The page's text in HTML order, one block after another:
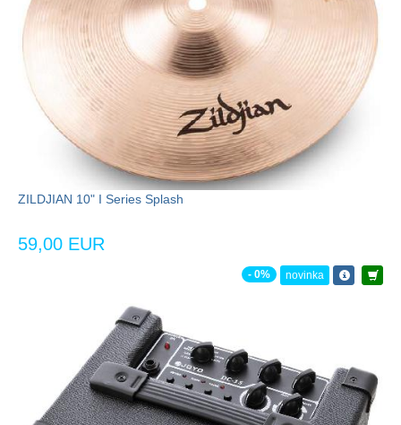
ZILDJIAN 10" I Series Splash
59,00 EUR
- 0% novinka